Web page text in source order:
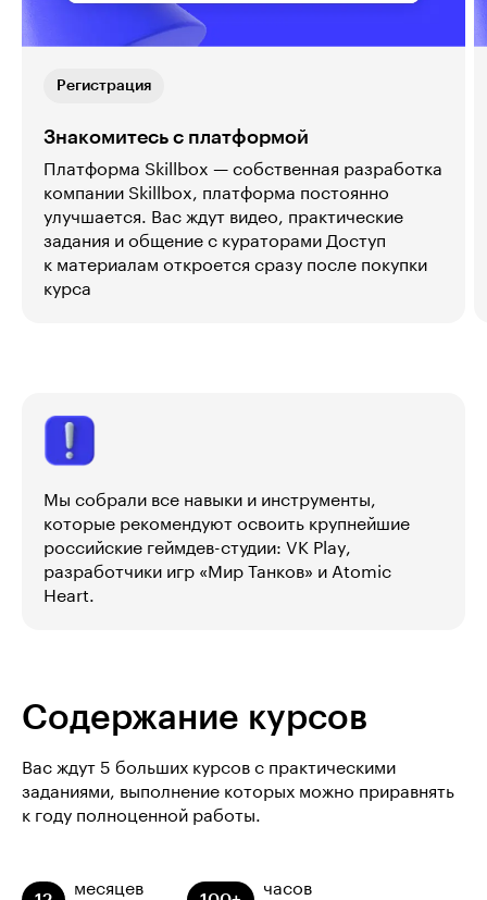
Регистрация
Знакомитесь с платформой
Платформа Skillbox — собственная разработка
компании Skillbox, платформа постоянно
улучшается. Вас ждут видео, практические
задания и общение с кураторами Доступ
к материалам откроется сразу после покупки
курса
Мы собрали все навыки и инструменты,
которые рекомендуют освоить крупнейшие
российские геймдев-студии: VK Play,
разработчики игр «Мир Танков» и Atomic
Heart.
Содержание курсов
Вас ждут 5 больших курсов с практическими
заданиями, выполнение которых можно приравнять
к году полноценной работы.
месяцев
часов